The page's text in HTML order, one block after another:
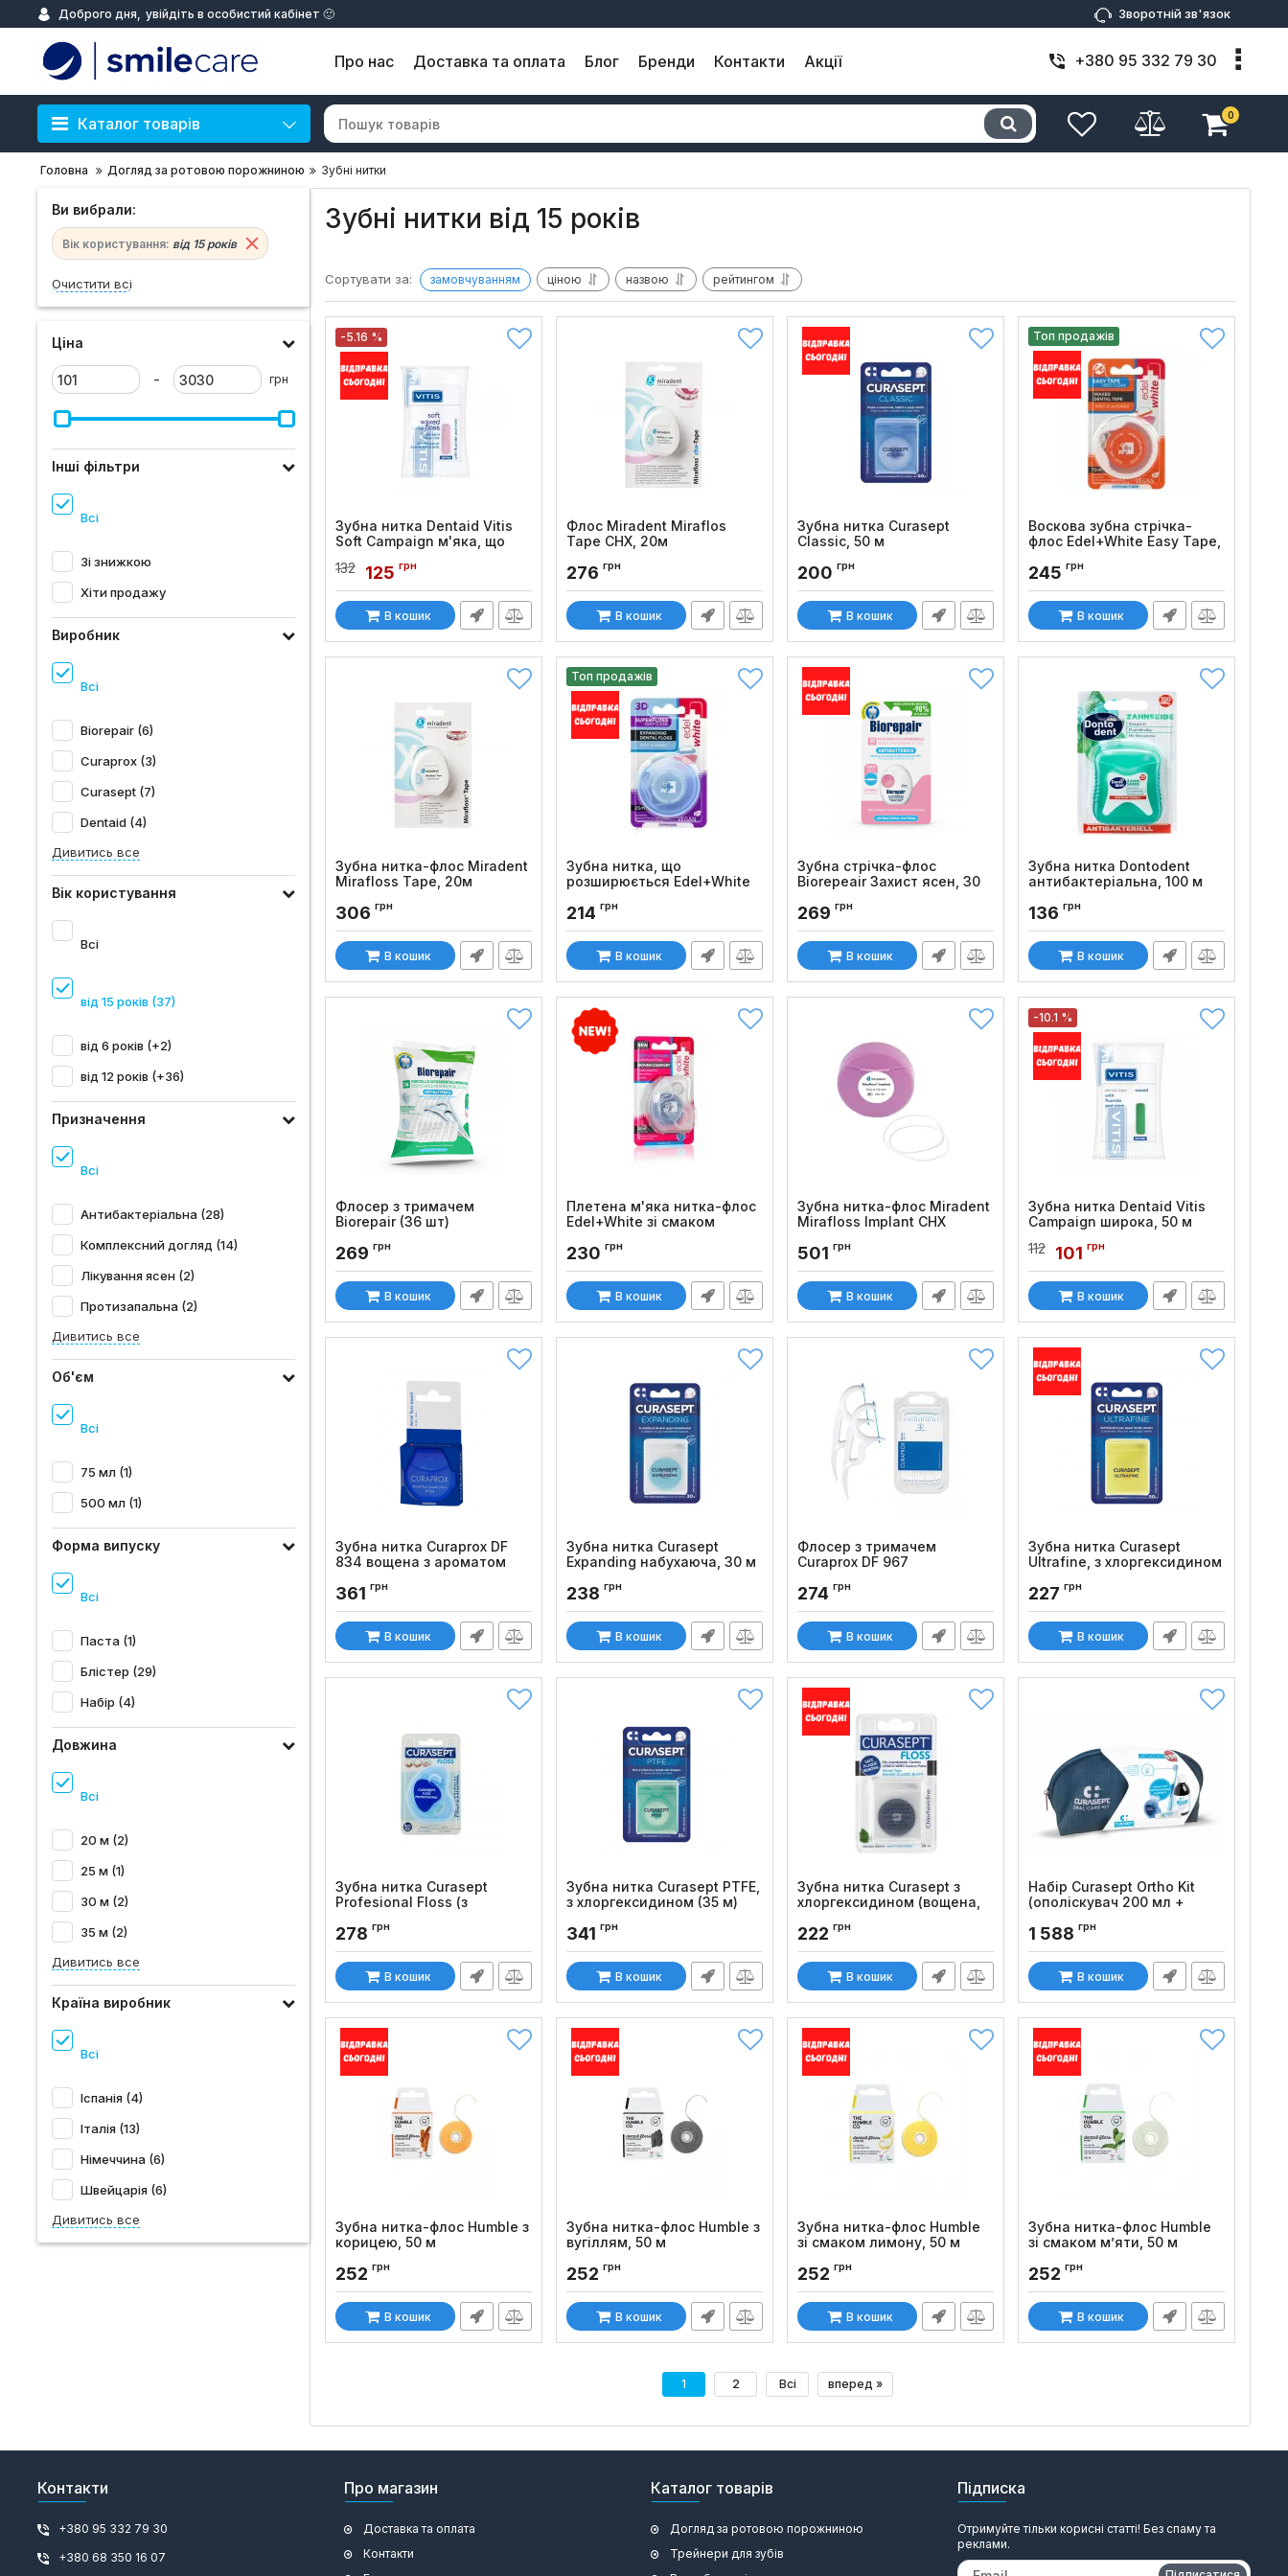
Доброго дня, увійдіть в особистий кабінет 🙂 Зворотній зв'язок
Про нас Доставка та оплата Блог Бренди Контакти Акції +380 95 332 79 30
Каталог товарів 0
Головна Догляд за ротовою порожниною Зубні нитки
Ви вибрали:
Вік користування: від 15 років
Очистити всі
Ціна
- грн
Інші фільтри
Всі
Зі знижкою
Хіти продажу
Виробник
Всі
Biorepair (6)
Curaprox (3)
Curasept (7)
Dentaid (4)
Дивитись все
Вік користування
Всі
від 15 років (37)
від 6 років (+2)
від 12 років (+36)
Призначення
Всі
Антибактеріальна (28)
Комплексний догляд (14)
Лікування ясен (2)
Протизапальна (2)
Дивитись все
Об'єм
Всі
75 мл (1)
500 мл (1)
Форма випуску
Всі
Паста (1)
Блістер (29)
Набір (4)
Довжина
Всі
20 м (2)
25 м (1)
30 м (2)
35 м (2)
Дивитись все
Країна виробник
Всі
Іспанія (4)
Італія (13)
Німеччина (6)
Швейцарія (6)
Дивитись все
Зубні нитки від 15 років
Сортувати за: замовчуванням ціною назвою рейтингом
-5.16 %
Зубна нитка Dentaid Vitis
Soft Campaign м'яка, що
Код товару: 779
132 125 грн
В кошик
Флос Miradent Miraflos
Tape CHX, 20м
276 грн
В кошик
Зубна нитка Curasept
Classic, 50 м
200 грн
В кошик
Топ продажів
Воскова зубна стрічка-
флос Edel+White Easy Tape,
Код товару:
245 грн
В кошик
Зубна нитка-флос Miradent
Mirafloss Tape, 20м
306 грн
В кошик
Топ продажів
Зубна нитка, що
розширюється Edel+White
Код товару:
214 грн
В кошик
Зубна стрічка-флос
Biorepeair Захист ясен, 30
Код товару:
269 грн
В кошик
Зубна нитка Dontodent
антибактеріальна, 100 м
136 грн
В кошик
Флосер з тримачем
Biorepair (36 шт)
269 грн
В кошик
Плетена м'яка нитка-флос
Edel+White зі смаком
Код товару:
230 грн
В кошик
Зубна нитка-флос Miradent
Mirafloss Implant CHX
501 грн
В кошик
-10.1 %
Зубна нитка Dentaid Vitis
Campaign широка, 50 м
Код товару:
112 101 грн
В кошик
Зубна нитка Curaprox DF
834 вощена з ароматом
Код товару:
361 грн
В кошик
Зубна нитка Curasept
Expanding набухаюча, 30 м
238 грн
В кошик
Флосер з тримачем
Curaprox DF 967
274 грн
В кошик
Зубна нитка Curasept
Ultrafine, з хлоргексидином
Код товару:
227 грн
В кошик
Зубна нитка Curasept
Profesional Floss (з
Код товару:
278 грн
В кошик
Зубна нитка Curasept PTFE,
з хлоргексидином (35 м)
341 грн
В кошик
Зубна нитка Curasept з
хлоргексидином (вощена,
Код товару:
222 грн
В кошик
Набір Curasept Ortho Kit
(ополіскувач 200 мл +
нитка + зубна щітка +
косметичка)
Код товару:
1 588 грн
В кошик
Зубна нитка-флос Humble з
корицею, 50 м
252 грн
В кошик
Зубна нитка-флос Humble з
вугіллям, 50 м
252 грн
В кошик
Зубна нитка-флос Humble
зі смаком лимону, 50 м
252 грн
В кошик
Зубна нитка-флос Humble
зі смаком м’яти, 50 м
252 грн
В кошик
1 2 Всі вперед »
Контакти
+380 95 332 79 30
+380 68 350 16 07
Про магазин
Доставка та оплата
Контакти
Каталог товарів
Догляд за ротовою порожниною
Трейнери для зубів
Підписка
Отримуйте тільки корисні статті! Без спаму та
реклами.